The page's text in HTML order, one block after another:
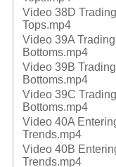
Video 38D
Tops.mp4
Video 39A
Bottoms.mp4
Video 39B
Bottoms.mp4
Video 39C
Bottoms.mp4
Video 40A
Trends.mp4
Video 40B
Trends.mp4